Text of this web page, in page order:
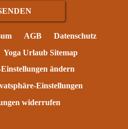
AGB
Datenschutz
Yoga Urlaub Sitemap
ändern
Einstellungen
widerrufen